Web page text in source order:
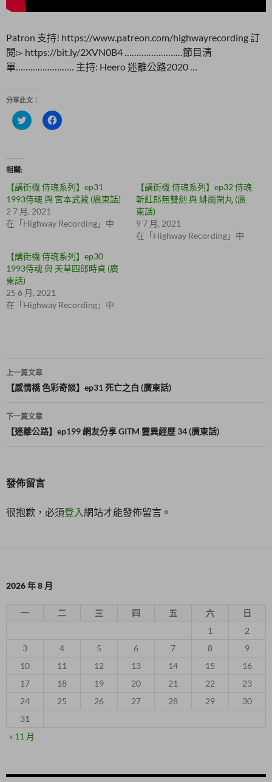
Patron 支持! https://www.patreon.com/highwayrecording 訂
閱▻ https://bit.ly/2XVN0B4 ……………………節目清
單…………………… 主持: Heero 迷離公路2020 …
分享此文：
分
享
e
r
(
在
新
視
窗
啟
)
按
一
a
c
e
b
o
k
新
視
窗
中
)
相關
【講街機 侍魂系列】ep31
1993侍魂 與 宮本武藏 (廣東話)
2 7 月, 2021
在「Highway Recording」中
【講街機 侍魂系列】ep32 侍魂
斬紅郎無雙劍 與 緋雨閑丸 (廣
東話)
9 7 月, 2021
在「Highway Recording」中
【講街機 侍魂系列】ep30
1993侍魂 與 天草四郎時貞 (廣
東話)
25 6 月, 2021
在「Highway Recording」中
文
章
導
覽
上一篇文章
【感情橋 色彩奇談】ep31 死亡之白 (廣東話)
下一篇文章
【迷離公路】ep199 網友分享 GITM 靈異經歷 34 (廣東話)
發佈留言
很抱歉，必須登入網站才能發佈留言。
2026 年 8 月
一 二 三 四 五 六
日
1
2
3
4 5 6 7 8
9
10
11 12 13 14 15
16
17
18 19 20 21 22
23
24
25 26 27 28 29
30
31
« 11 月